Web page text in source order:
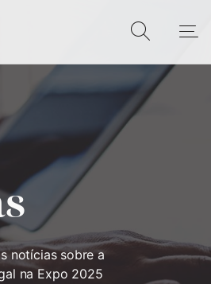
notícias sobre a
na Expo 2025